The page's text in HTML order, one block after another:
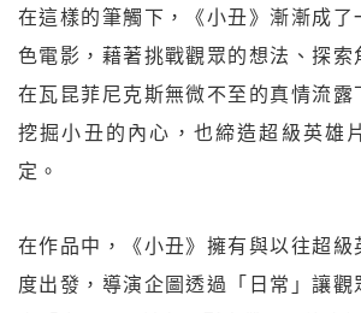
在這樣的筆觸下，《小丑》漸漸成了
色電影，藉著挑戰觀眾的想法、探索
在瓦昆菲尼克斯無微不至的真情流露
挖掘小丑的內心，也締造超級英雄
定。
在作品中，《小丑》擁有與以往超級
度出發，導演企圖透過「日常」讓觀